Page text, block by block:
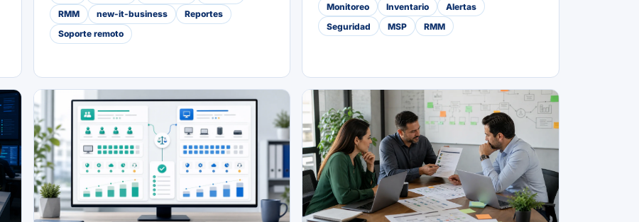
RMM
new-it-business
Reportes
Soporte remoto
Monitoreo
Inventario
Alertas
Seguridad
MSP RMM